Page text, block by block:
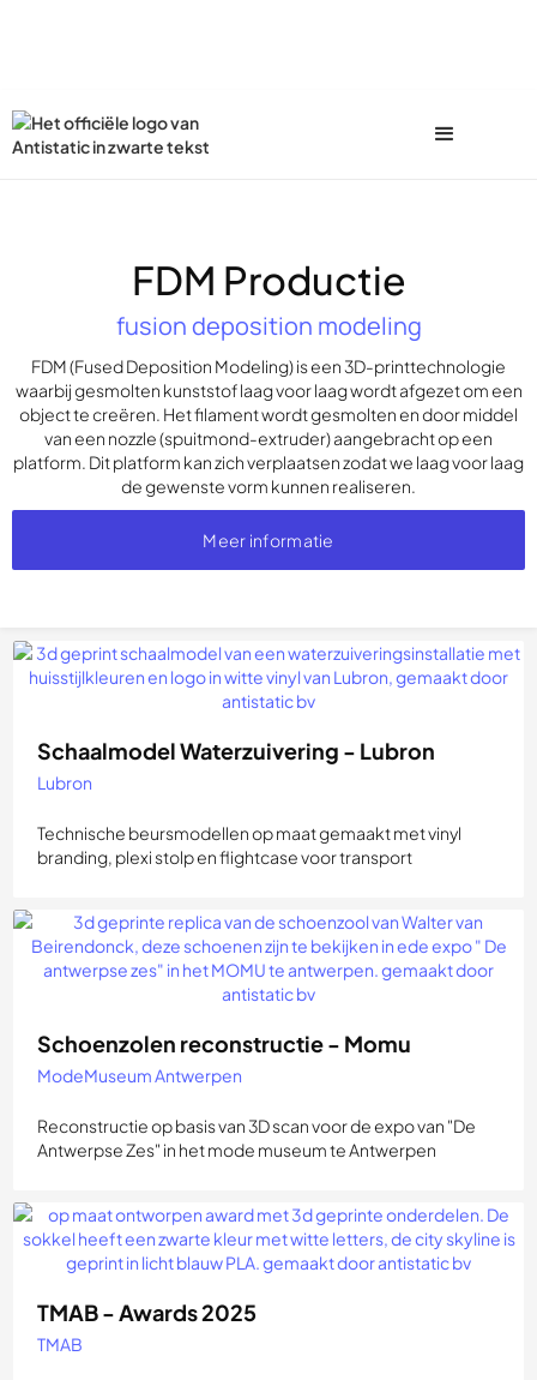
FDM Productie
fusion deposition modeling
FDM (Fused Deposition Modeling) is een 3D-printtechnologie
waarbij gesmolten kunststof laag voor laag wordt afgezet om een
object te creëren. Het filament wordt gesmolten en door middel
van een nozzle (spuitmond-extruder) aangebracht op een
platform. Dit platform kan zich verplaatsen zodat we laag voor laag
de gewenste vorm kunnen realiseren.
Meer informatie
Schaalmodel Waterzuivering - Lubron
Lubron
Technische beursmodellen op maat gemaakt met vinyl
branding, plexi stolp en flightcase voor transport
Schoenzolen reconstructie - Momu
ModeMuseum Antwerpen
Reconstructie op basis van 3D scan voor de expo van "De
Antwerpse Zes" in het mode museum te Antwerpen
TMAB - Awards 2025
TMAB